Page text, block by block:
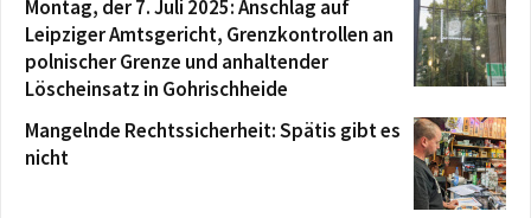
Montag, der 7. Juli 2025: Anschlag auf
Leipziger Amtsgericht, Grenzkontrollen an
polnischer Grenze und anhaltender
Löscheinsatz in Gohrischheide
Mangelnde Rechtssicherheit: Spätis gibt es
nicht